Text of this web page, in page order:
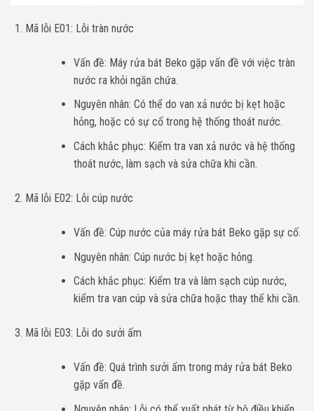
Mã lỗi E01: Lỗi tràn nước
Vấn đề: Máy rửa bát Beko gặp vấn đề với việc tràn
nước ra khỏi ngăn chứa.
Nguyên nhân: Có thể do van xả nước bị kẹt hoặc
hỏng, hoặc có sự cố trong hệ thống thoát nước.
Cách khắc phục: Kiểm tra van xả nước và hệ thống
thoát nước, làm sạch và sửa chữa khi cần.
Mã lỗi E02: Lỗi cúp nước
Vấn đề: Cúp nước của máy rửa bát Beko gặp sự cố.
Nguyên nhân: Cúp nước bị kẹt hoặc hỏng.
Cách khắc phục: Kiểm tra và làm sạch cúp nước,
kiểm tra van cúp và sửa chữa hoặc thay thế khi cần.
Mã lỗi E03: Lỗi do sưởi ấm
Vấn đề: Quá trình sưởi ấm trong máy rửa bát Beko
gặp vấn đề.